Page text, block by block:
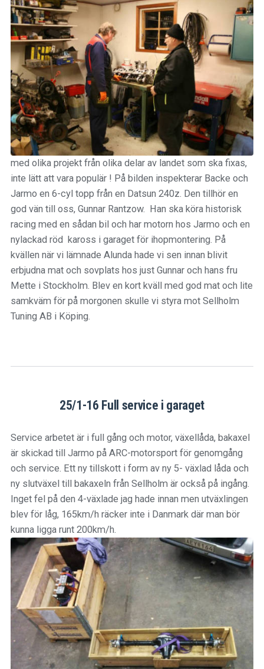
med olika projekt från olika delar av landet som ska fixas,
inte lätt att vara populär ! På bilden inspekterar Backe och
Jarmo en 6-cyl topp från en Datsun 240z. Den tillhör en
god vän till oss, Gunnar Rantzow. Han ska köra historisk
racing med en sådan bil och har motorn hos Jarmo och en
nylackad röd kaross i garaget för ihopmontering. På
kvällen när vi lämnade Alunda hade vi sen innan blivit
erbjudna mat och sovplats hos just Gunnar och hans fru
Mette i Stockholm. Blev en kort kväll med god mat och lite
samkväm för på morgonen skulle vi styra mot Sellholm
Tuning AB i Köping.
25/1-16 Full service i garaget
Service arbetet är i full gång och motor, växellåda, bakaxel
är skickad till Jarmo på ARC-motorsport för genomgång
och service. Ett ny tillskott i form av ny 5- växlad låda och
ny slutväxel till bakaxeln från Sellholm är också på ingång.
Inget fel på den 4-växlade jag hade innan men utväxlingen
blev för låg, 165km/h räcker inte i Danmark där man bör
kunna ligga runt 200km/h.